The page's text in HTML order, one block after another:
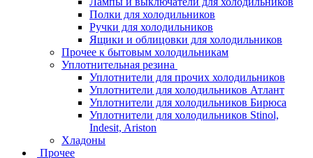
Полки для холодильников
Ручки для холодильников
Ящики и облицовки для холодильников
Прочее к бытовым холодильникам
Уплотнительная резина
Уплотнители для прочих холодильников
Уплотнители для холодильников Атлант
Уплотнители для холодильников Бирюса
Уплотнители для холодильников Stinol,
Indesit, Ariston
Хладоны
Прочее